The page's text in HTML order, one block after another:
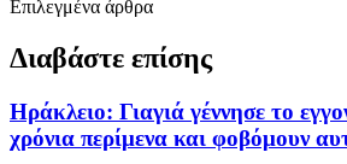
Επιλεγμένα άρθρα
Διαβάστε επίσης
Ηράκλειο: Γιαγιά γέννησε το
χρόνια περίμενα και φοβόμουν